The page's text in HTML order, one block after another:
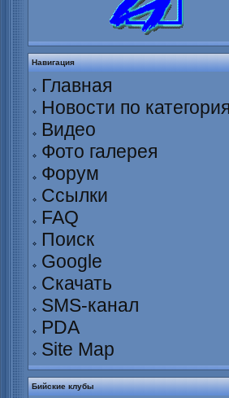
Навигация
Главная
Новости по
Видео
Фото галерея
Форум
Ссылки
FAQ
Поиск
Google
Скачать
SMS-канал
PDA
Site Map
Бийские клубы